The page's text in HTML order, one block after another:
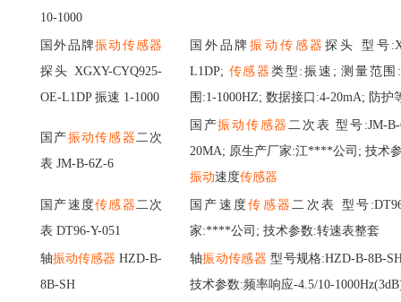
10-1000
国外品牌振动传感器
探头 XGXY-CYQ925-
OE-L1DP 振速 1-1000
国外品牌振动传感器探头 型号
L1DP; 传感器 类型 :振速; 测量范围
围:1-1000HZ; 数据接口:4-20mA; 防护
国产振动传感器二次
表 JM-B-6Z-6
国产振动传感器二次表 型号 :JM-
20MA; 原生产厂家:江****公司; 技术
振动速度传感器
国产速度传感器二次
表 DT96-Y-051
国产速度传感器二次表 型号
家:****公司; 技术参数:转速表整套
轴振动传感器 HZD-B-
8B-SH
轴振动传感器 型号规格:HZD-B-8B-
技术参数:频率响应-4.5/10-